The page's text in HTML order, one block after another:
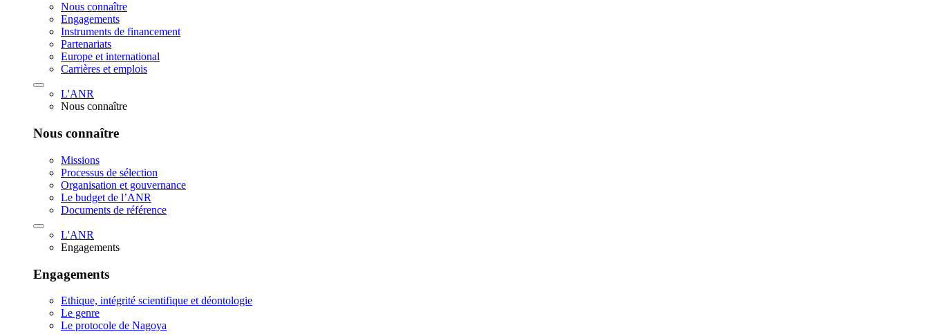
Nous connaître
Engagements
Instruments de financement
Partenariats
Europe et international
Carrières et emplois
L'ANR
Nous connaître
Nous connaître
Missions
Processus de sélection
Organisation et gouvernance
Le budget de l’ANR
Documents de référence
L'ANR
Engagements
Engagements
Ethique, intégrité scientifique et déontologie
Le genre
Le protocole de Nagoya